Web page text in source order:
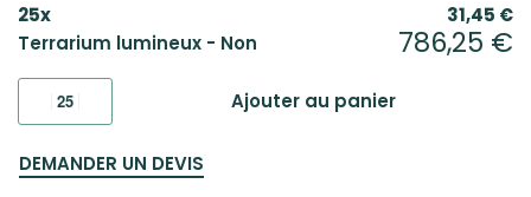
25x 31,45 €
Terrarium lumineux - Non
786,25 €
Ajouter au panier
DEMANDER UN DEVIS